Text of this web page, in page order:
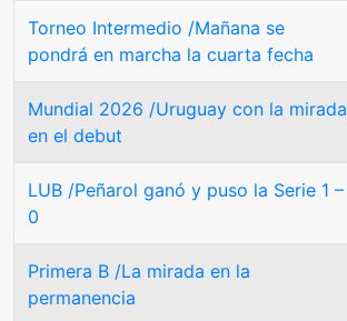
Torneo Intermedio /Mañana se
pondrá en marcha la cuarta fecha
Mundial 2026 /Uruguay con la mirada
en el debut
LUB /Peñarol ganó y puso la Serie 1 –
0
Primera B /La mirada en la
permanencia